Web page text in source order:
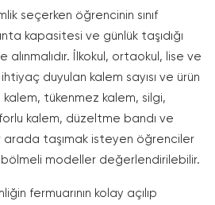
seçerken öğrencinin sınıf
kapasitesi ve günlük taşıdığı
alınmalıdır. İlkokul, ortaokul, lise ve
duyulan kalem sayısı ve ürün
kalem, tükenmez kalem, silgi,
kalem, düzeltme bandı ve
arada taşımak isteyen öğrenciler
modeller değerlendirilebilir.
fermuarının kolay açılıp